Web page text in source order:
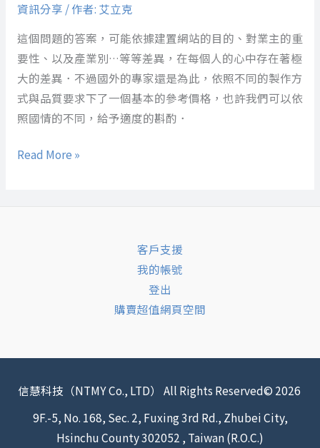
資訊分享 / 作者: 艾立克
這個問題的答案，可能依據建置網站的目的、對業主的重
要性、以及產業別…等等差異，在每個人的心中存在著極
大的差異．不過國外的專家還是為此，依照不同的製作方
式與品質要求下了一個基本的參考價格，也許我們可以依
照國情的不同，給予適度的斟酌．
Read More »
客戶支援
我的帳號
登出
購賣超值網頁空間
信慧科技（NTMY Co., LTD） All Rights Reserved© 2026
9F.-5, No. 168, Sec. 2, Fuxing 3rd Rd., Zhubei City,
Hsinchu County 302052 , Taiwan (R.O.C.)